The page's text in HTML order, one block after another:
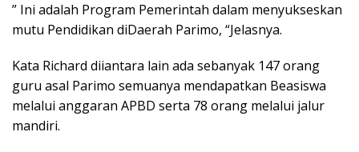
” Ini adalah Program Pemerintah dalam menyukseskan
mutu Pendidikan diDaerah Parimo, “Jelasnya.
Kata Richard diiantara lain ada sebanyak 147 orang
guru asal Parimo semuanya mendapatkan Beasiswa
melalui anggaran APBD serta 78 orang melalui jalur
mandiri.